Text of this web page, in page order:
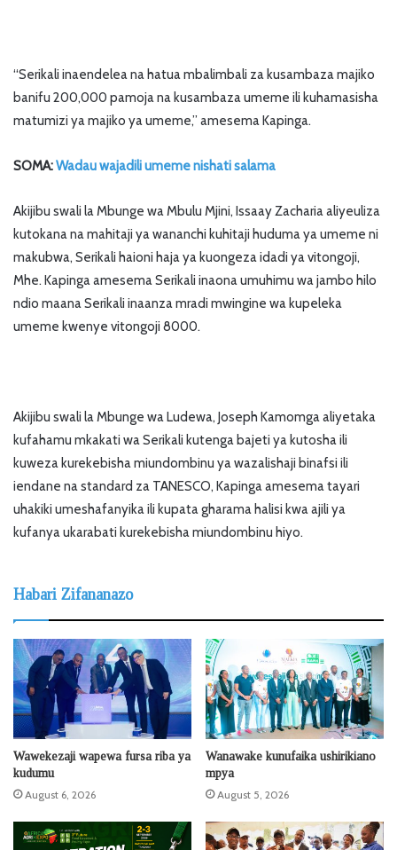
“Serikali inaendelea na hatua mbalimbali za kusambaza majiko
banifu 200,000 pamoja na kusambaza umeme ili kuhamasisha
matumizi ya majiko ya umeme,” amesema Kapinga.
SOMA:Wadau wajadili umeme nishati salama
Akijibu swali la Mbunge wa Mbulu Mjini, Issaay Zacharia aliyeuliza
kutokana na mahitaji ya wananchi kuhitaji huduma ya umeme ni
makubwa, Serikali haioni haja ya kuongeza idadi ya vitongoji,
Mhe. Kapinga amesema Serikali inaona umuhimu wa jambo hilo
ndio maana Serikali inaanza mradi mwingine wa kupeleka
umeme kwenye vitongoji 8000.
Akijibu swali la Mbunge wa Ludewa, Joseph Kamomga aliyetaka
kufahamu mkakati wa Serikali kutenga bajeti ya kutosha ili
kuweza kurekebisha miundombinu ya wazalishaji binafsi ili
iendane na standard za TANESCO, Kapinga amesema tayari
uhakiki umeshafanyika ili kupata gharama halisi kwa ajili ya
kufanya ukarabati kurekebisha miundombinu hiyo.
Habari Zifananazo
Wawekezaji wapewa fursa riba ya
kudumu
August 6, 2026
Wanawake kunufaika ushirikiano
mpya
August 5, 2026